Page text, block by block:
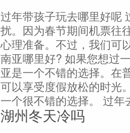
过年带孩子玩去哪里好呢
扰。因为春节期间机票往
心理准备。不过，我们可
南亚哪里好? 如果您想过
亚是一个不错的选择。在
可以享受度假放松的时光
一个很不错的选择。 过
湖州冬天冷吗